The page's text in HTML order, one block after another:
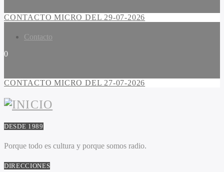
CONTACTO MICRO DEL 29-07-2026
Contacto
0
CONTACTO MICRO DEL 27-07-2026
DESDE 1989
Porque todo es cultura y porque somos radio.
DIRECCIONES